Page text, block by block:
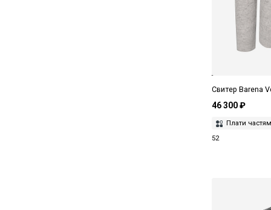
Свитер Barena
46 300 ₽
Плати
52